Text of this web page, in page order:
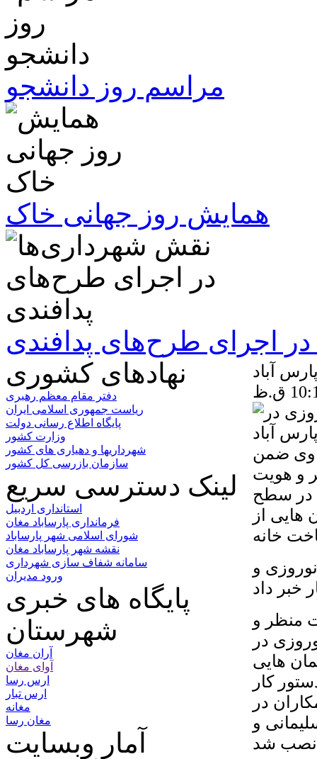
مراسم روز دانشجو
همایش روز جهانی خاک
اجرای طرح‌های پدافندی
آباد
وی ضمن
و هویت
در سطح
از
و
منظر و
در
هایی
کار
در
و
نهادهای کشوری
دفتر مقام معظم رهبری
ریاست جمهوری اسلامی ایران
پایگاه اطلاع رسانی دولت
وزارت کشور
شهرداریها و دهیاری های کشور
سازمان بازرسی کل کشور
لینک دسترسی سریع
استانداری اردبیل
فرمانداری پارساباد مغان
شورای اسلامی شهر پارساباد
نقشه شهر پارساباد مغان
سامانه شفاف سازی شهرداری
ورود مدیران
پایگاه های خبری
شهرستان
آران مغان
آوای مغان
ارس رسا
ارس تبار
مغانه
مغان رسا
آمار وبسایت